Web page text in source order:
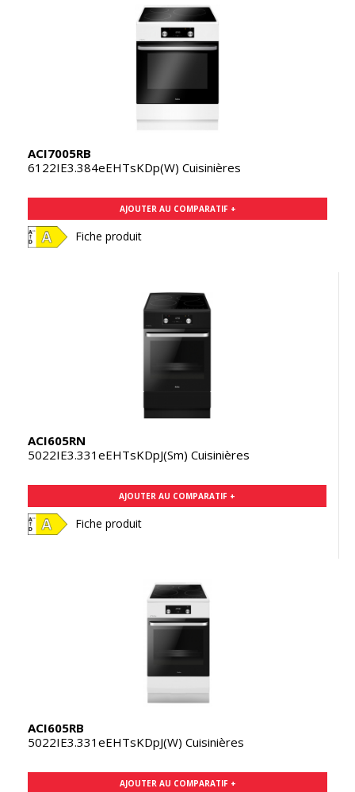
ACI7005RB
6122IE3.384eEHTsKDp(W) Cuisinières
AJOUTER AU COMPARATIF +
Fiche produit
ACI605RN
5022IE3.331eEHTsKDpJ(Sm) Cuisinières
AJOUTER AU COMPARATIF +
Fiche produit
ACI605RB
5022IE3.331eEHTsKDpJ(W) Cuisinières
AJOUTER AU COMPARATIF +